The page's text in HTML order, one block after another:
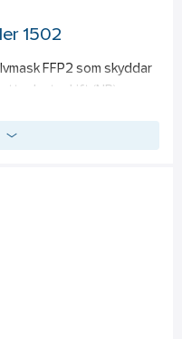
1502
FFP2 som skyddar
arbetsskift (NR).
och optimal
425. Dolomittestad.